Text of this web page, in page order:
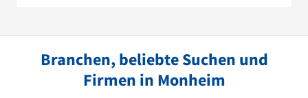
Branchen, beliebte Suchen und
Firmen in Monheim